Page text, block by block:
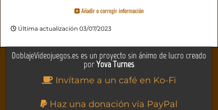
Añadir o corregir información
Última actualización 03/07/2023
DoblajeVideojuegos.es es un proyecto sin ánimo de lucro creado
porYova Turnes
Invítame a un café en Ko-Fi
Haz una donación vía PayPal